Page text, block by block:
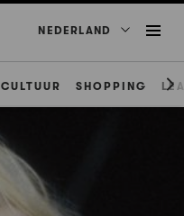
NEDERLAND
CULTUUR SHOPPING